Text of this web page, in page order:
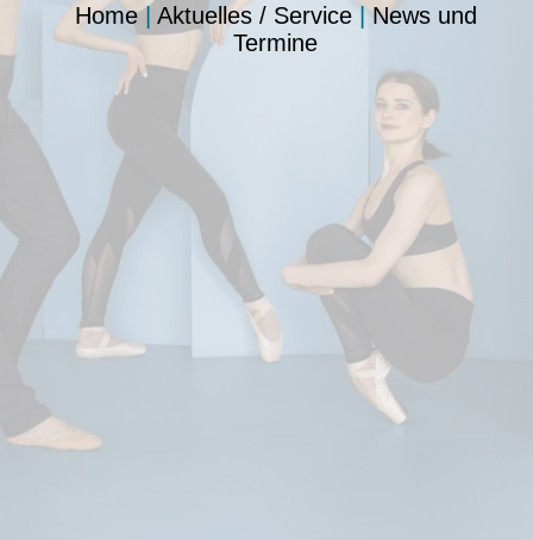
Home| Aktuelles / Service|News und
Termine